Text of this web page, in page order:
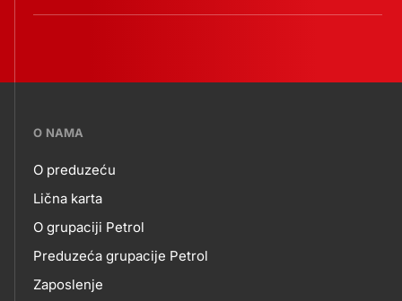
???
skupno.footer-
title???
O NAMA
O
NAMA
O preduzeću
Lična karta
O grupaciji Petrol
Preduzeća grupacije Petrol
Zaposlenje